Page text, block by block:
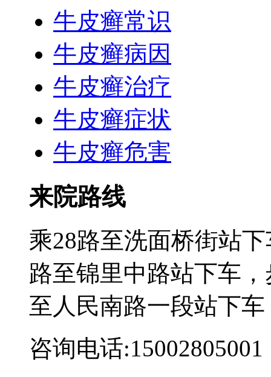
牛皮癣常识
牛皮癣病因
牛皮癣治疗
牛皮癣症状
牛皮癣危害
来院路线
乘28路至洗面桥街站
路至锦里中路站下车
至人民南路一段站下
咨询电话:15002805001